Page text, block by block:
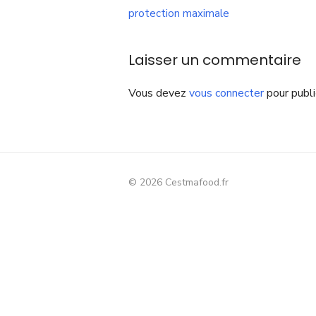
de
protection maximale
Laisser un commentaire
Vous devez vous connecterpour
© 2026 Cestmafood.fr